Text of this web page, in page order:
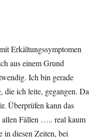
Erkältungssymptomen
aus einem Grund
Ich bin gerade
die ich leite, gegangen. Da
Überprüfen kann das
allen Fällen ….. real kaum
in diesen Zeiten, bei